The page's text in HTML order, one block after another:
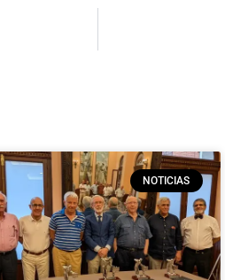
NOTICIAS